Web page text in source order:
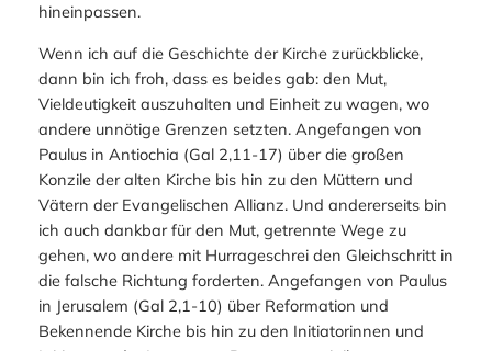
hineinpassen.
Wenn ich auf die Geschichte der Kirche zurückblicke,
dann bin ich froh, dass es beides gab: den Mut,
Vieldeutigkeit auszuhalten und Einheit zu wagen, wo
andere unnötige Grenzen setzten. Angefangen von
Paulus in Antiochia (Gal 2,11-17) über die großen
Konzile der alten Kirche bis hin zu den Müttern und
Vätern der Evangelischen Allianz. Und andererseits bin
ich auch dankbar für den Mut, getrennte Wege zu
gehen, wo andere mit Hurrageschrei den Gleichschritt in
die falsche Richtung forderten. Angefangen von Paulus
in Jerusalem (Gal 2,1-10) über Reformation und
Bekennende Kirche bis hin zu den Initiatorinnen und